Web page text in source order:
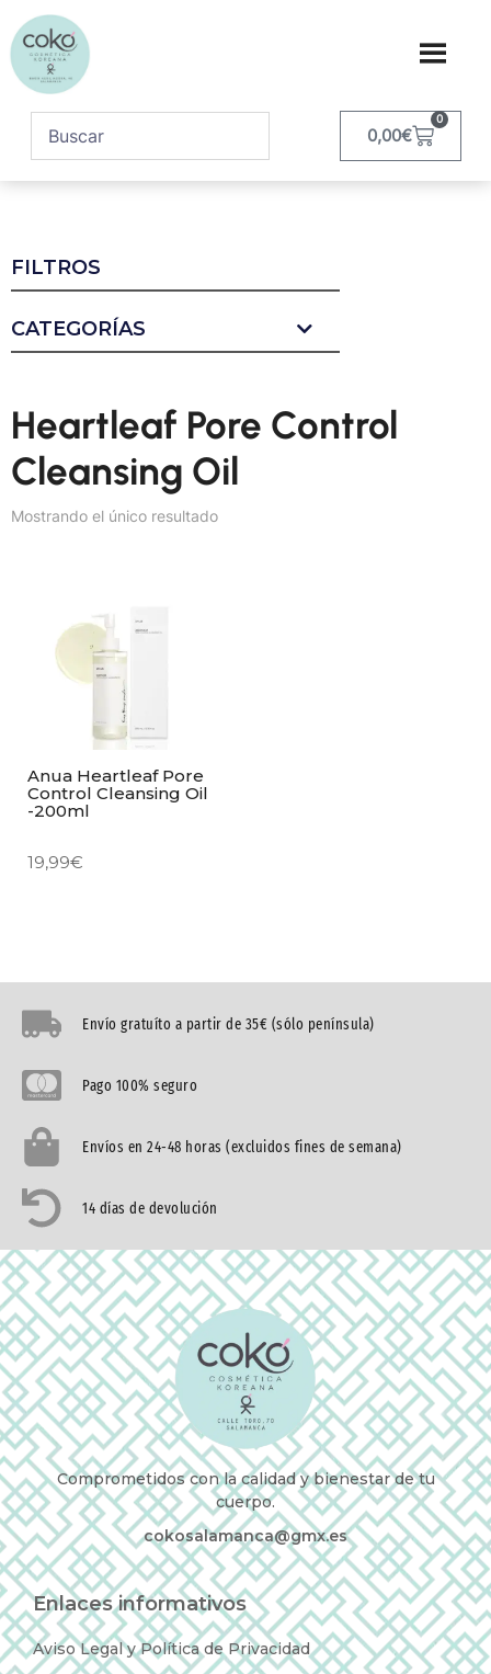
0,00€
0
FILTROS
CATEGORÍAS
Heartleaf Pore Control
Cleansing Oil
Mostrando el único resultado
Anua Heartleaf Pore
Control Cleansing Oil
-200ml
19,99€
Envío gratuíto a partir de 35€ (sólo península)
Pago 100% seguro
Envíos en 24-48 horas (excluidos fines de semana)
14 días de devolución
Comprometidos con la calidad y bienestar de tu
cuerpo.
cokosalamanca@gmx.es
Enlaces informativos
Aviso Legal y Política de Privacidad